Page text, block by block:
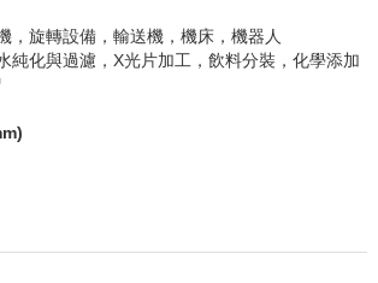
，旋轉設備，輸送機，機床，機器人
純化與過濾， X光片加工，飲料分裝，化學添加